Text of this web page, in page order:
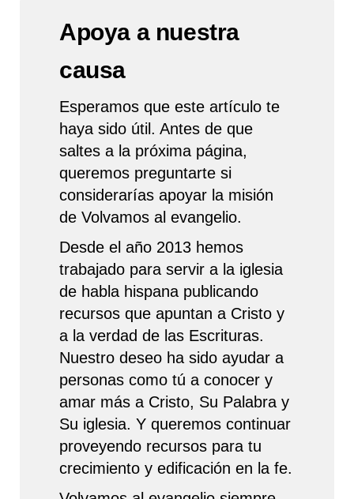
Apoya a nuestra
causa
Esperamos que este artículo te
haya sido útil. Antes de que
saltes a la próxima página,
queremos preguntarte si
considerarías apoyar la misión
de Volvamos al evangelio.
Desde el año 2013 hemos
trabajado para servir a la iglesia
de habla hispana publicando
recursos que apuntan a Cristo y
a la verdad de las Escrituras.
Nuestro deseo ha sido ayudar a
personas como tú a conocer y
amar más a Cristo, Su Palabra y
Su iglesia. Y queremos continuar
proveyendo recursos para tu
crecimiento y edificación en la fe.